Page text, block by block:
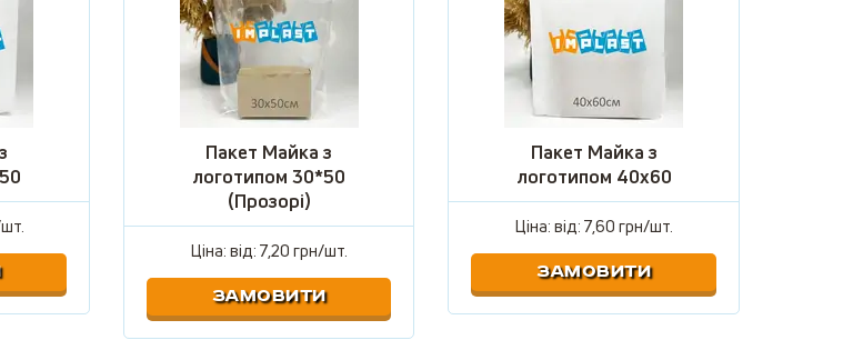
Пакет Майка з
логотипом 30*50
(Прозорі)
Ціна: від:7,20 грн/шт.
ЗАМОВИТИ
Пакет Майка з
логотипом 40х60
Ціна: від:7,60 грн/шт.
ЗАМОВИТИ